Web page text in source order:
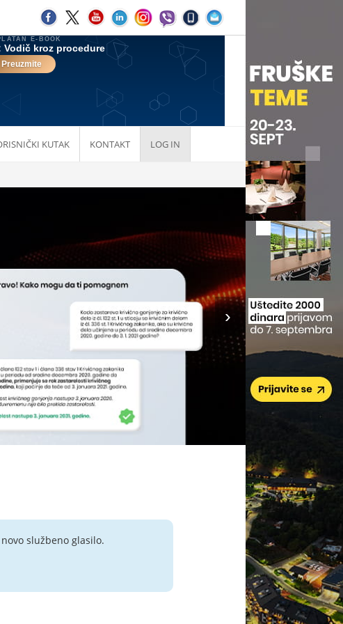
KUTAK KONTAKT LOG IN
službeno glasilo.